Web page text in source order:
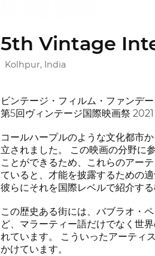
5th Vintage
Kolhpur, India
ビンテージ・フィルム・ファンデ
第5回ヴィンテージ国際映画祭 2021
コールハープルのような文化都市
立されました。 この映画の分野に
ことができるため、これらのアー
ていると、才能を披露するための
彼らにそれを国際レベルで紹介する
この歴史ある街には、バブラオ・
ど、マラーティー語だけでなく世
れています。 こういったアーティ
かけています。